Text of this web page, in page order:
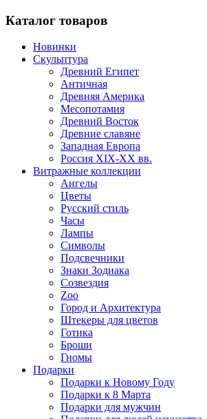
Каталог товаров
Новинки
Скульптура
Древний Египет
Античная
Древняя Америка
Месопотамия
Древний Восток
Древние славяне
Западная Европа
Россия XIX-XX вв.
Витражные коллекции
Ангелы
Цветы
Русский стиль
Часы
Лампы
Символы
Подсвечники
Знаки Зодиака
Созвездия
Zoo
Город и Архитектура
Штекеры для цветов
Готика
Броши
Гномы
Подарки
Подарки к Новому Году
Подарки к 8 Марта
Подарки для мужчин